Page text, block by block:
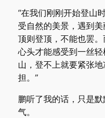
“在我们刚刚开始登山
受自然的美景，遇到
顶则登顶，不能也罢
心头才能感受到一丝
山，登不上就要紧张
担。”
鹏听了我的话，只是
气。